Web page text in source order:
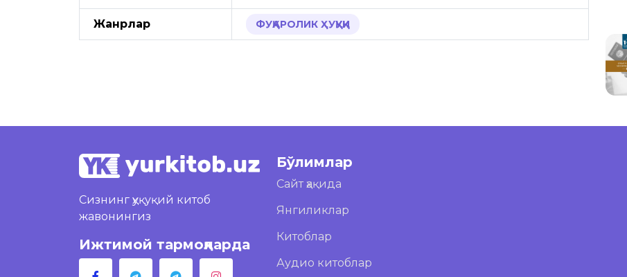
Жанрлар ФУҚАРОЛИК ҲУҚУҚИ
Сизнинг ҳуқуқий китоб
жавонингиз
Ижтимой тармоқларда
Бўлимлар
Сайт ҳақида
Янгиликлар
Китоблар
Аудио китоблар